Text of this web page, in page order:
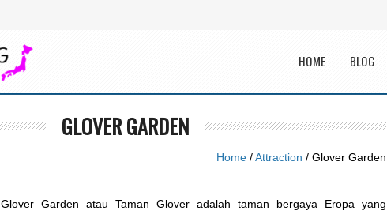
Main menu
HOME BLOG
GLOVER GARDEN
Home/ Attraction / Glover Garden
Glover Garden atau Taman Glover adalah taman bergaya Eropa yang